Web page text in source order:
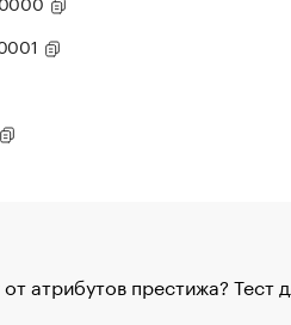
атрибутов престижа? Тест